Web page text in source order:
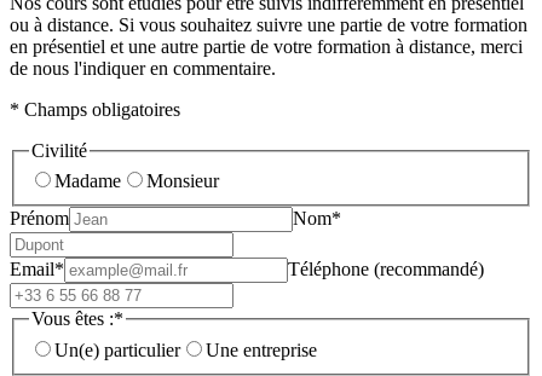
ou à distance. Si vous souhaitez suivre une partie de votre formation
en présentiel et une autre partie de votre formation à distance, merci
de nous l'indiquer en commentaire.
* Champs obligatoires
Civilité
Madame
Monsieur
Prénom
Nom*
Email* Téléphone (recommandé)
Vous êtes :*
Un(e) particulier
Une entreprise